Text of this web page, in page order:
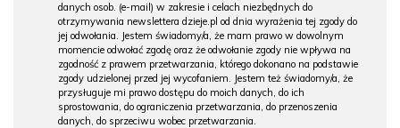
danych osob. (e-mail) w zakresie i celach niezbędnych do
otrzymywania newslettera dzieje.pl od dnia wyrażenia tej zgody do
jej odwołania. Jestem świadomy/a, że mam prawo w dowolnym
momencie odwołać zgodę oraz że odwołanie zgody nie wpływa na
zgodność z prawem przetwarzania, którego dokonano na podstawie
zgody udzielonej przed jej wycofaniem. Jestem też świadomy/a, że
przysługuje mi prawo dostępu do moich danych, do ich
sprostowania, do ograniczenia przetwarzania, do przenoszenia
danych, do sprzeciwu wobec przetwarzania.